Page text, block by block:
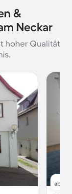
&
Neckar
hoher Qualität
ab